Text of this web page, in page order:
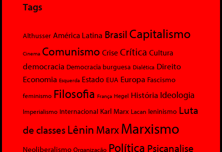
Tags
Althusser América Latina Brasil Capitalismo
Cinema Comunismo Crise Crítica Cultura
democracia Democracia burguesa Dialética Direito
Economia Esquerda Estado EUA Europa Fascismo
feminismo Filosofia França Hegel História Ideologia
Imperialismo Internacional Karl Marx Lacan leninismo Luta
de classesLênin MarxMarxismo
Neoliberalismo Organização Política Psicanalise